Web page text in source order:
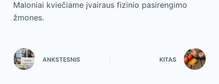
Maloniai kviečiame įvairaus fizinio pasirengimo
žmones.
ANKSTESNIS KITAS